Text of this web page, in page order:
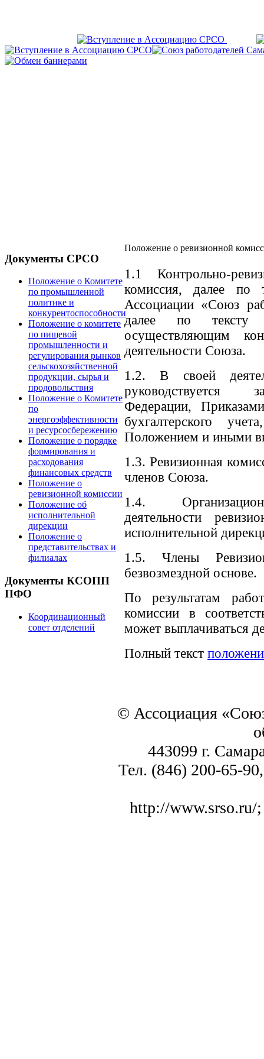
Документы СРСО
Положение о Комитете
по промышленной
политике и
конкурентоспособности
Положение о комитете
по пищевой
промышленности и
регулирования рынков
сельскохозяйственной
продукции, сырья и
продовольствия
Положение о Комитете
по
энергоэффективности
и ресурсосбережению
Положение о порядке
формирования и
расходования
финансовых средств
Положение о
ревизионной комиссии
Положение об
исполнительной
дирекции
Положение о
представительствах и
филиалах
Документы КСОПП
ПФО
Координационный
совет отделений
Положение о ревизионной
1.1 Контрольно-
комиссия, далее по
Ассоциации «Союз
далее по тексту
осуществляющим
деятельности Союза.
1.2. В своей
руководствуется
Федерации,
бухгалтерского
Положением и иными
1.3. Ревизионная
членов Союза.
1.4.
деятельности
исполнительной
1.5. Члены
безвозмездной основе.
По результатам
комиссии в
может выплачиваться
Полный текст
© Ассоциация
443099 г.
Тел. (846) 200-65-
http://www.srso.ru/